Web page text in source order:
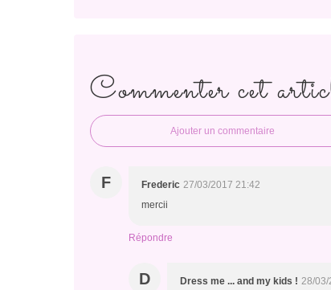
Commenter cet
Ajouter un commentaire
F Frederic 27/03/2017 21:42
mercii
Répondre
D Dress me ... and my kids ! 28/03/